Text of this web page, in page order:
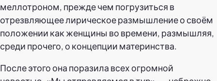
меллотроном, прежде чем погрузиться в
отрезвляющее лирическое размышление о своём
положении как женщины во времени, размышляя,
среди прочего, о концепции материнства.
После этого она поразила всех огромной